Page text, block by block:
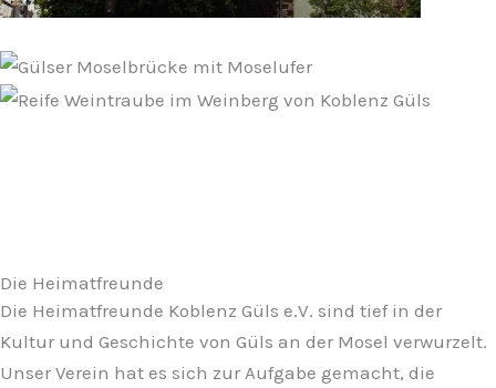
Die Heimatfreunde
Die Heimatfreunde Koblenz Güls e.V. sind tief in der
Kultur und Geschichte von Güls an der Mosel verwurzelt.
Unser Verein hat es sich zur Aufgabe gemacht, die